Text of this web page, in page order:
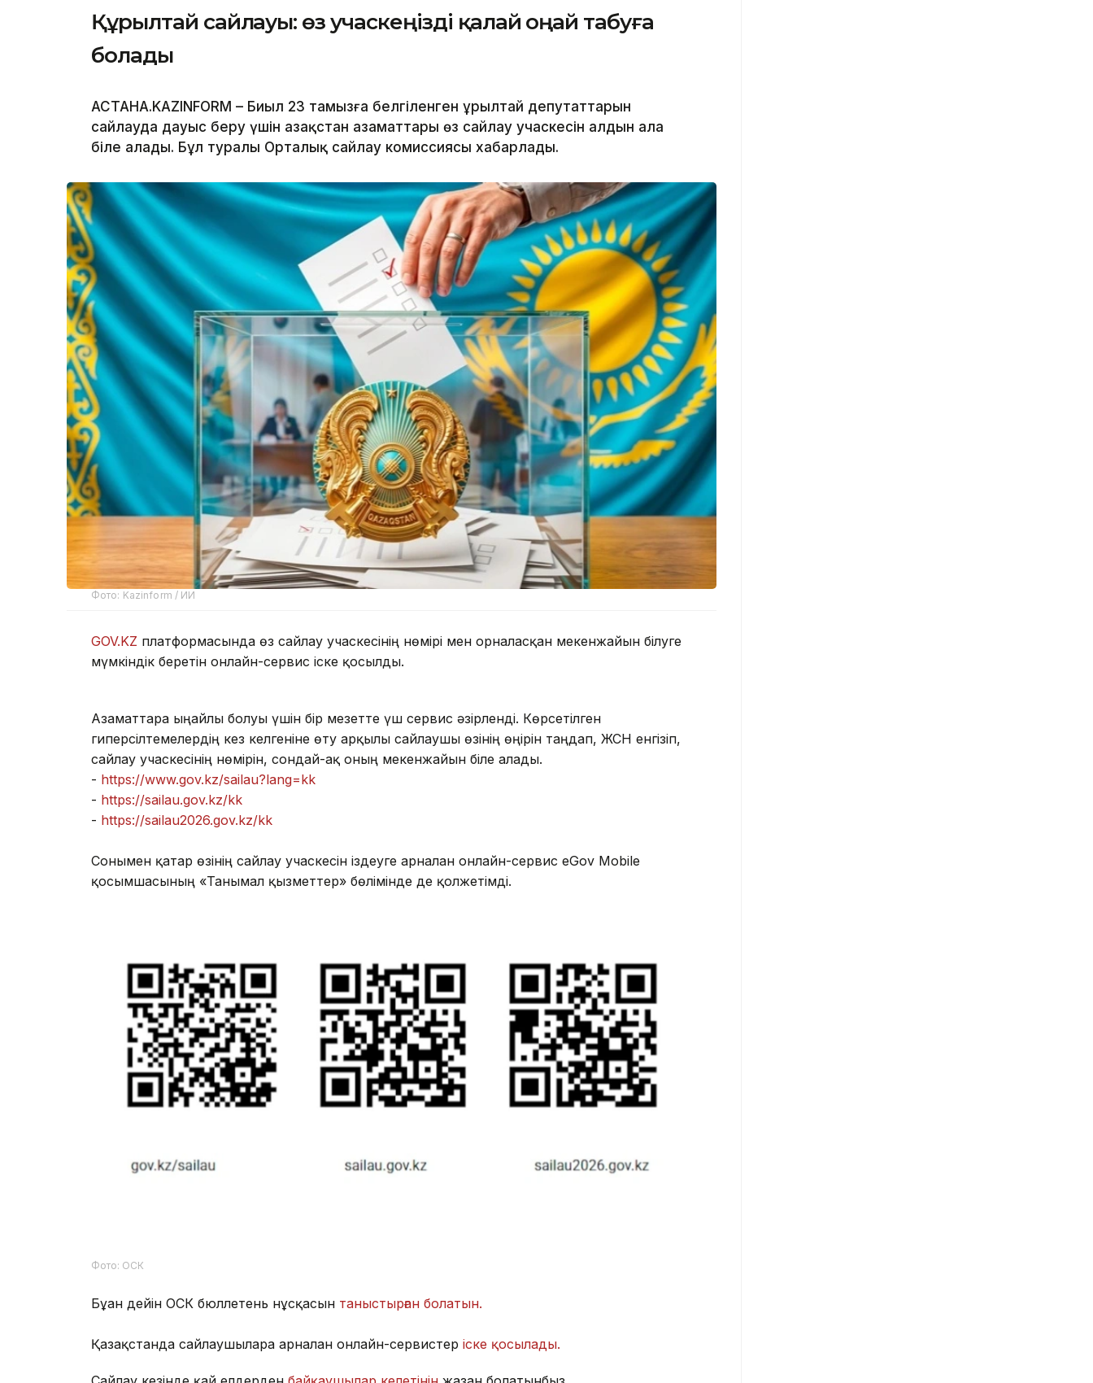
Құрылтай сайлауы: өз учаскеңізді қалай оңай табуға
болады
АСТАНА.KAZINFORM – Биыл 23 тамызға белгіленген Құрылтай депутаттарын
сайлауда дауыс беру үшін Қазақстан азаматтары өз сайлау учаскесін алдын ала
біле алады. Бұл туралы Орталық сайлау комиссиясы хабарлады.
Фото: Kazinform / ИИ
GOV.KZ платформасында өз сайлау учаскесінің нөмірі мен орналасқан мекенжайын білуге
мүмкіндік беретін онлайн-сервис іске қосылды.
Азаматтарға ыңғайлы болуы үшін бір мезетте үш сервис әзірленді. Көрсетілген
гиперсілтемелердің кез келгеніне өту арқылы сайлаушы өзінің өңірін таңдап, ЖСН енгізіп,
сайлау учаскесінің нөмірін, сондай-ақ оның мекенжайын біле алады.
- https://www.gov.kz/sailau?lang=kk
- https://sailau.gov.kz/kk
- https://sailau2026.gov.kz/kk
Сонымен қатар өзінің сайлау учаскесін іздеуге арналған онлайн-сервис eGov Mobile
қосымшасының «Танымал қызметтер» бөлімінде де қолжетімді.
Фото: ОСК
Бұған дейін ОСК бюллетень нұсқасын таныстырған болатын.
Қазақстанда сайлаушыларға арналған онлайн-сервистер іске қосылады.